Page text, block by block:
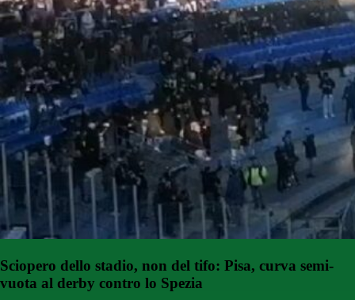
Sciopero dello stadio, non del tifo: Pisa, curva semi-
vuota al derby contro lo Spezia